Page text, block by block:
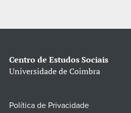
Centro de Estudos Sociais
Universidade de Coimbra
Política de Privacidade